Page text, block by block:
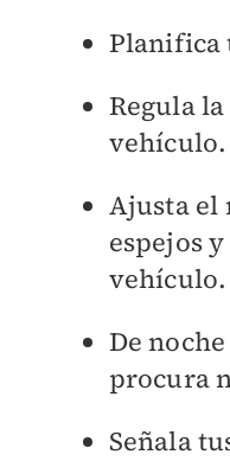
Planifica
Regula
vehículo.
Ajusta el
espejos
vehículo.
De
procura
Señala